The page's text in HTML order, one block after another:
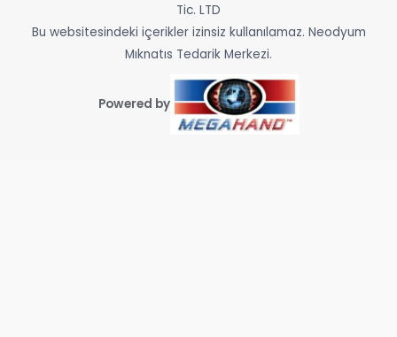
Tic. LTD
Bu websitesindeki içerikler izinsiz kullanılamaz. Neodyum
Mıknatıs Tedarik Merkezi.
Powered by